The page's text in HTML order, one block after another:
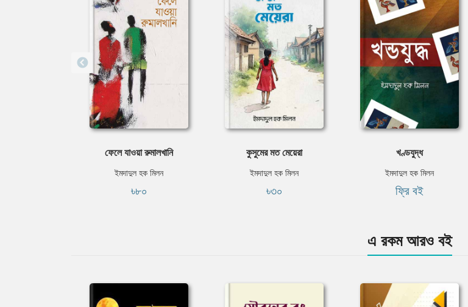
ফেলে যাওয়া রুমালখানি
ইমদাদুল হক মিলন
৳৮০
কুসুমের মত মেয়েরা
ইমদাদুল হক মিলন
৳৩০
খণ্ডযুদ্ধ
ইমদাদুল হক মিলন
ফ্রি বই
এ রকম আরও বই